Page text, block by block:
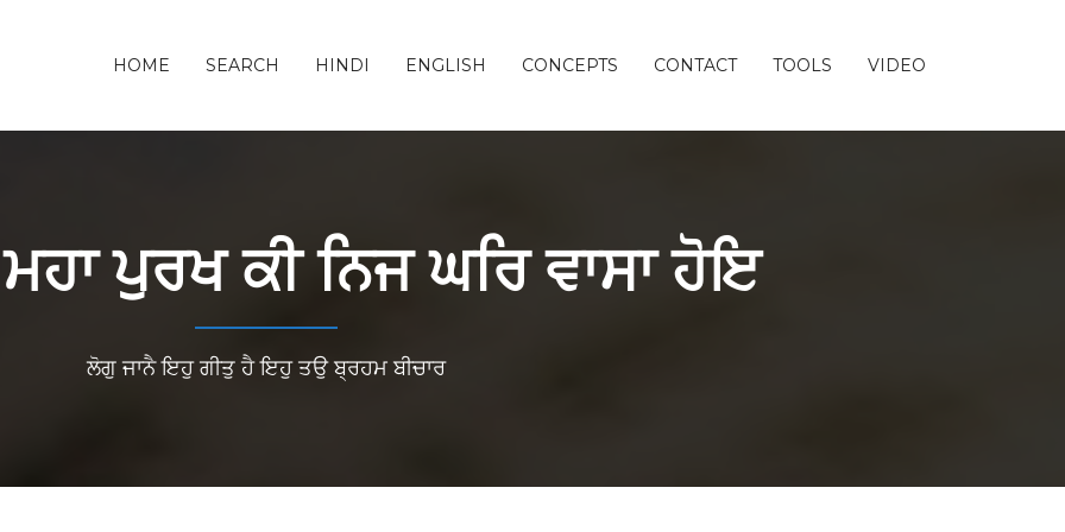
HOME SEARCH HINDI ENGLISH CONCEPTS CONTACT TOOLS VIDEO
ਪੁਰਖ ਕੀ ਨਿਜ ਘਰਿ ਵਾਸਾ ਹੋਇ
ਲੋਗੁ ਜਾਨੈ ਇਹੁ ਗੀਤੁ ਹੈ ਇਹੁ ਤਉ ਬ੍ਰਹਮ ਬੀਚਾਰ